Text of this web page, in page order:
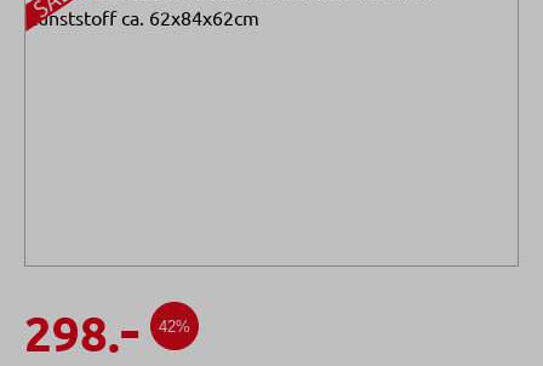
298.- 42%